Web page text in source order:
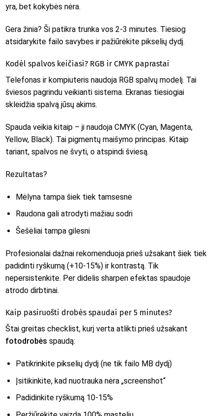
yra, bet kokybės nėra.
Gera žinia? Ši patikra trunka vos 2-3 minutes. Tiesiog
atsidarykite failo savybes ir pažiūrėkite pikselių dydį.
Kodėl spalvos keičiasi? RGB ir CMYK paprastai
Telefonas ir kompiuteris naudoja RGB spalvų modelį. Tai
šviesos pagrindu veikianti sistema. Ekranas tiesiogiai
skleidžia spalvą jūsų akims.
Spauda veikia kitaip – ji naudoja CMYK (Cyan, Magenta,
Yellow, Black). Tai pigmentų maišymo principas. Kitaip
tariant, spalvos ne švyti, o atspindi šviesą.
Rezultatas?
Mėlyna tampa šiek tiek tamsesnė
Raudona gali atrodyti mažiau sodri
Šešėliai tampa gilesni
Profesionalai dažnai rekomenduoja prieš užsakant šiek tiek
padidinti ryškumą (+10-15%) ir kontrastą. Tik
nepersistenkite. Per didelis sharpen efektas spaudoje
atrodo dirbtinai.
Kaip pasiruošti drobės spaudai per 5 minutes?
Štai greitas checklist, kurį verta atlikti prieš užsakant
fotodrobės spaudą:
Patikrinkite pikselių dydį (ne tik failo MB dydį)
Įsitikinkite, kad nuotrauka nėra „screenshot“
Padidinkite ryškumą 10-15%